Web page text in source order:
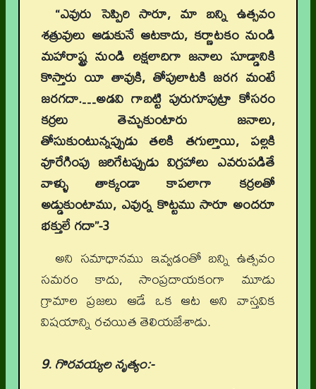
“ఎవురు సెప్పిరి సారూ, మా బన్ని ఉత్సవం
శత్రువులు ఆడుకునే ఆటకాదు, కర్ణాటకం నుండి
మహారాష్ట్ర నుండి లక్షలాదిగా జనాలు సూడ్డానికి
కొస్తారు యీ తావుకి, తోపులాటకి జరగ మంటే
జరగదా.…అడవి గాబట్టి పురుగూపుట్రా కోసరం
కర్రలు తెచ్చుకుంటారు జనాలు,
తోసుకుంటున్నప్పుడు తలకి తగుల్తాయి, పల్లకి
వూరేగింపు జరిగేటప్పుడు విగ్రహాలు ఎవరుపడితే
వాళ్ళు తాక్కండా కాపలాగా కర్రలతో
అడ్డుకుంటాము, ఎవుర్న కొట్టము సారూ అందరూ
భక్తులే గదా”-3
అని సమాధానము ఇవ్వడంతో బన్ని ఉత్సవం
సమరం కాదు, సాంప్రదాయకంగా మూడు
గ్రామాల ప్రజలు ఆడే ఒక ఆట అని వాస్తవిక
విషయాన్ని రచయిత తెలియజేశాడు.
9. గొరవయ్యల నృత్యం:-